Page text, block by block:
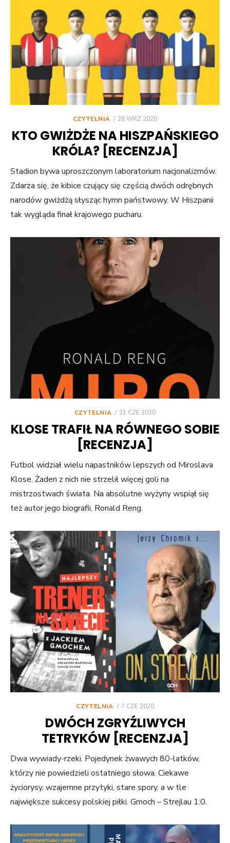
CZYTELNIA
POSTED
28 WRZ 2020
KTO GWIŻDŻE NA HISZPAŃSKIEGO
KRÓLA? [RECENZJA]
Stadion bywa uproszczonym laboratorium nacjonalizmów.
Zdarza się, że kibice czujący się częścią dwóch odrębnych
narodów gwiżdżą słysząc hymn państwowy. W Hiszpanii
tak wygląda finał krajowego pucharu.
CZYTELNIA
POSTED
21 CZE 2020
KLOSE TRAFIŁ NA RÓWNEGO SOBIE
[RECENZJA]
Futbol widział wielu napastników lepszych od Miroslava
Klose. Żaden z nich nie strzelił więcej goli na
mistrzostwach świata. Na absolutne wyżyny wspiął się
też autor jego biografii, Ronald Reng.
CZYTELNIA
POSTED
7 CZE 2020
DWÓCH ZGRYŹLIWYCH
TETRYKÓW [RECENZJA]
Dwa wywiady-rzeki. Pojedynek żwawych 80-latków,
którzy nie powiedzieli ostatniego słowa. Ciekawe
życiorysy, wzajemne przytyki, stare spory, a w tle
największe sukcesy polskiej piłki. Gmoch – Strejlau 1:0.